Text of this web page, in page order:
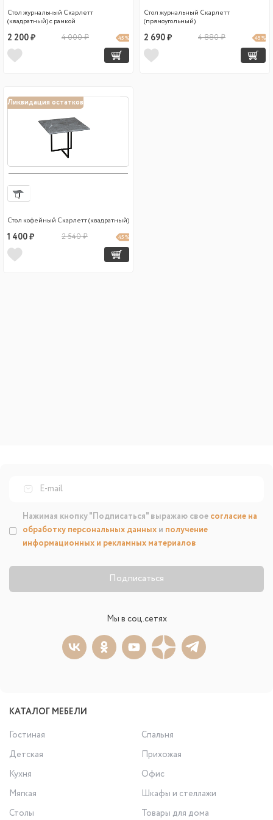
Стол журнальный Скарлетт
(квадратный) с рамкой
2 200 ₽ 4 000 ₽ 45 %
Стол журнальный Скарлетт
(прямоугольный)
2 690 ₽ 4 880 ₽ 45 %
Ликвидация остатков
Стол кофейный Скарлетт (квадратный)
1 400 ₽ 2 540 ₽ 45 %
Подписаться
Нажимая кнопку "Подписаться" выражаю свое согласие на
обработку персональных данных и получение
информационных и рекламных материалов
Мы в соц.сетях
КАТАЛОГ МЕБЕЛИ
Гостиная
Спальня
Детская
Прихожая
Кухня
Офис
Мягкая
Шкафы и стеллажи
Столы
Товары для дома